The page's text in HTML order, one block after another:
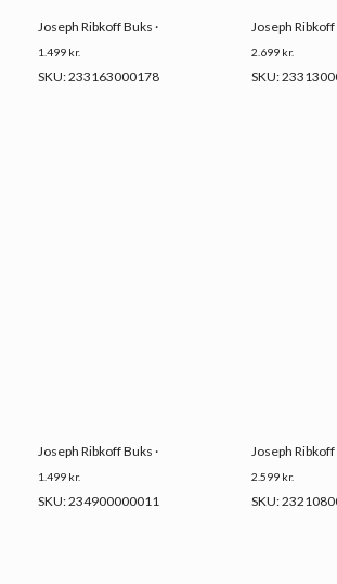
Joseph Ribkoff Buks ·
1.499 kr.
SKU: 233163000178
Joseph Ribkoff
2.699 kr.
SKU:
Joseph Ribkoff Buks ·
1.499 kr.
SKU: 234900000011
Joseph Ribkoff
2.599 kr.
SKU: